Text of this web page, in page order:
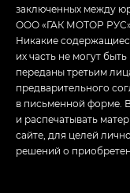
заключенных между
ООО «ГАК МОТОР РУС»
Никакие
их часть не могут
переданы третьим
предварительного
в письменной форме.
и распечатывать
сайте, для целей
решений о